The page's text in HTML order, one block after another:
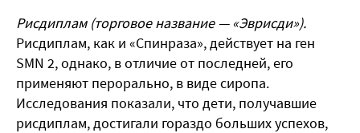
Рисдиплам (торговое название — «Эврисди»).
Рисдиплам, как и «Спинраза», действует на ген
SMN 2, однако, в отличие от последней, его
применяют перорально, в виде сиропа.
Исследования показали, что дети, получавшие
рисдиплам, достигали гораздо больших успехов,